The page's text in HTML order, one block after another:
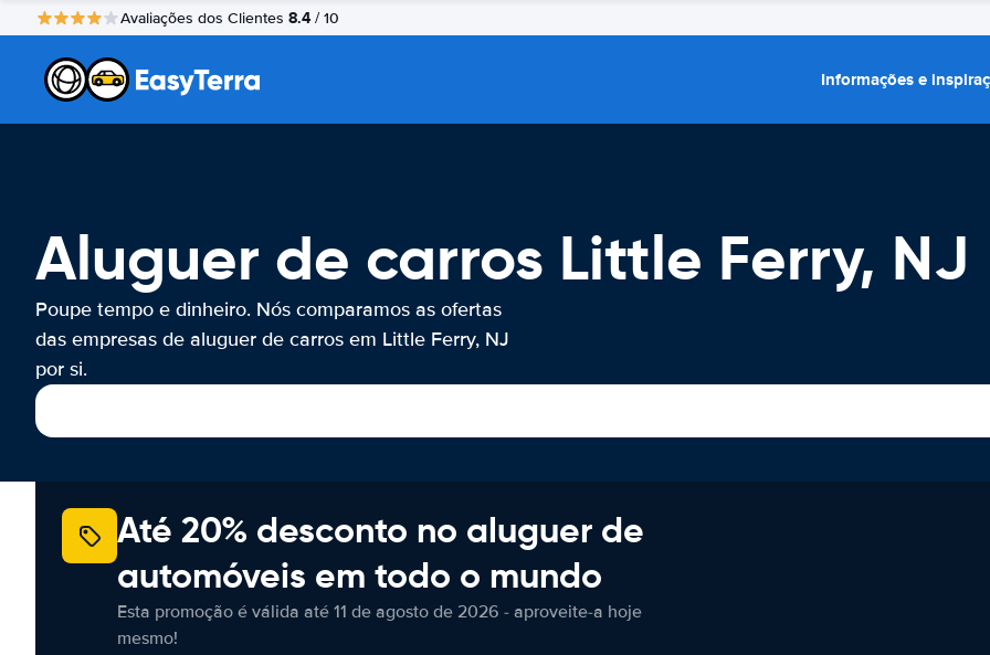
Avaliações dos Clientes 8.4 / 10
Informações e
Aluguer de carros Little Ferry, NJ
Poupe tempo e dinheiro. Nós comparamos as ofertas
das empresas de aluguer de carros em Little Ferry, NJ
por si.
Até 20% desconto no aluguer de
automóveis em todo o mundo
Esta promoção é válida até 11 de agosto de 2026 - aproveite-a hoje
mesmo!